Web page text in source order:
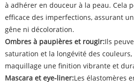
à adhérer en douceur à la peau. Cela
efficace des imperfections, assurant
gêne ni décoloration.
Ombres à paupières et rougir:Ils
saturation et la longévité des
maquillage une finition vibrante et
Mascara et eye-liner:Les élastomères